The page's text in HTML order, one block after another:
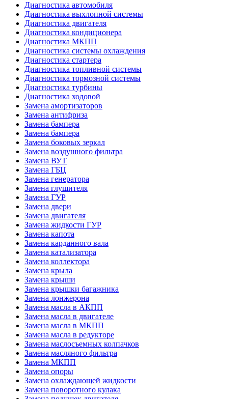
Диагностика автомобиля
Диагностика выхлопной системы
Диагностика двигателя
Диагностика кондиционера
Диагностика МКПП
Диагностика системы охлаждения
Диагностика стартера
Диагностика топливной системы
Диагностика тормозной системы
Диагностика турбины
Диагностика ходовой
Замена амортизаторов
Замена антифриза
Замена бампера
Замена бампера
Замена боковых зеркал
Замена воздушного фильтра
Замена ВУТ
Замена ГБЦ
Замена генератора
Замена глушителя
Замена ГУР
Замена двери
Замена двигателя
Замена жидкости ГУР
Замена капота
Замена карданного вала
Замена катализатора
Замена коллектора
Замена крыла
Замена крыши
Замена крышки багажника
Замена лонжерона
Замена масла в АКПП
Замена масла в двигателе
Замена масла в МКПП
Замена масла в редукторе
Замена маслосъемных колпачков
Замена масляного фильтра
Замена МКПП
Замена опоры
Замена охлаждающей жидкости
Замена поворотного кулака